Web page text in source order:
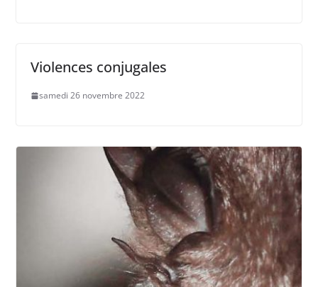
Violences conjugales
samedi 26 novembre 2022